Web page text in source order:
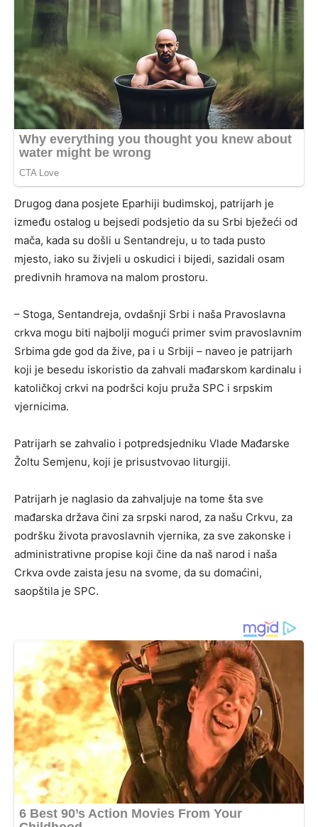
Drugog dana posjete Eparhiji budimskoj, patrijarh je
između ostalog u bejsedi podsjetio da su Srbi bježeći od
mača, kada su došli u Sentandreju, u to tada pusto
mjesto, iako su živjeli u oskudici i bijedi, sazidali osam
predivnih hramova na malom prostoru.
– Stoga, Sentandreja, ovdašnji Srbi i naša Pravoslavna
crkva mogu biti najbolji mogući primer svim pravoslavnim
Srbima gde god da žive, pa i u Srbiji – naveo je patrijarh
koji je besedu iskoristio da zahvali mađarskom kardinalu i
katoličkoj crkvi na podršci koju pruža SPC i srpskim
vjernicima.
Patrijarh se zahvalio i potpredsjedniku Vlade Mađarske
Žoltu Semjenu, koji je prisustvovao liturgiji.
Patrijarh je naglasio da zahvaljuje na tome šta sve
mađarska država čini za srpski narod, za našu Crkvu, za
podršku života pravoslavnih vjernika, za sve zakonske i
administrativne propise koji čine da naš narod i naša
Crkva ovde zaista jesu na svome, da su domaćini,
saopštila je SPC.